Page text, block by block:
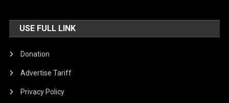
USE FULL LINK
Donation
Advertise Tariff
Privacy Policy